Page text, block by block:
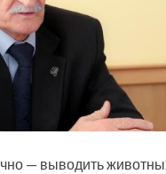
— выводить